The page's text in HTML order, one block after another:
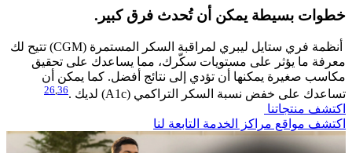
خطوات بسيطة يمكن أن تُحدث فرق كبير.​
أنظمة فري ستايل ليبري لمراقبة السكر المستمرة (CGM) تتيح لك
معرفة ما يؤثر على مستويات سكّرك، مما يساعدك على تحقيق
مكاسب صغيرة يمكنها أن تؤدي إلى نتائج أفضل. كما يمكن أن
تساعدك على خفض نسبة السكر التراكمي (A1c) لديك .
26 36
اكتشف منتجاتنا
اكتشف مواقع مراكز الخدمة التابعة لنا​